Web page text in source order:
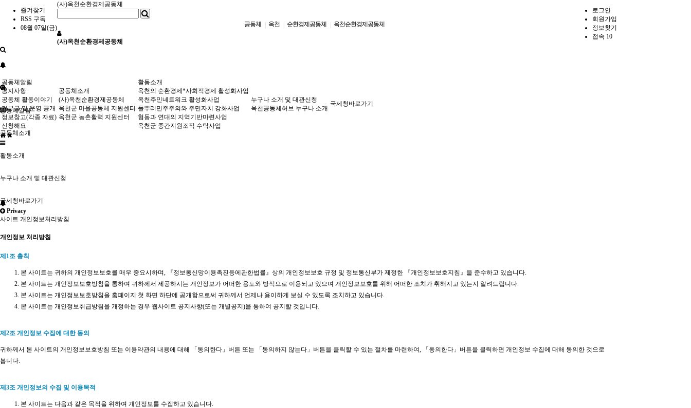
즐겨찾기
RSS 구독
08월 07일(금)
로그인
회원가입
정보찾기
접속 10
(사)옥천순환경제공동체
공동체 옥천 순환경제공동체 옥천순환경제공동체
(사)옥천순환경제공동체
공동체알림
공동체소개
활동소개
누구나 소개 및 대관신청
국세청바로가기
공동체알림
공지사항
공동체 활동이야기
기부금 및 운영 공개
정보창고(각종 자료)
신청해요
공동체소개
(사)옥천순환경제공동체
옥천군 마을공동체 지원센터
옥천군 농촌활력 지원센터
활동소개
옥천의 순환경제*사회적경제 활성화사업
옥천주민네트워크 활성화사업
풀뿌리민주주의와 주민자치 강화사업
협동과 연대의 지역기반마련사업
옥천군 중간지원조직 수탁사업
누구나 소개 및 대관신청
옥천공동체허브 누구나 소개
국세청바로가기
Privacy
사이트 개인정보처리방침
개인정보 처리방침
제1조 총칙
본 사이트는 귀하의 개인정보보호를 매우 중요시하며, 『정보통신망이용촉진등에관한법률』상의 개인정보보호 규정 및 정보통신부가 제정한 『개인정보보호지침』을 준수하고 있습니다.
본 사이트는 개인정보보호방침을 통하여 귀하께서 제공하시는 개인정보가 어떠한 용도와 방식으로 이용되고 있으며 개인정보보호를 위해 어떠한 조치가 취해지고 있는지 알려드립니다.
본 사이트는 개인정보보호방침을 홈페이지 첫 화면 하단에 공개함으로써 귀하께서 언제나 용이하게 보실 수 있도록 조치하고 있습니다.
본 사이트는 개인정보취급방침을 개정하는 경우 웹사이트 공지사항(또는 개별공지)을 통하여 공지할 것입니다.
제2조 개인정보 수집에 대한 동의
귀하께서 본 사이트의 개인정보보호방침 또는 이용약관의 내용에 대해 「동의한다」버튼 또는 「동의하지 않는다」버튼을 클릭할 수 있는 절차를 마련하여, 「동의한다」버튼을 클릭하면 개인정보 수집에 대해 동의한 것으로
봅니다.
제3조 개인정보의 수집 및 이용목적
본 사이트는 다음과 같은 목적을 위하여 개인정보를 수집하고 있습니다.